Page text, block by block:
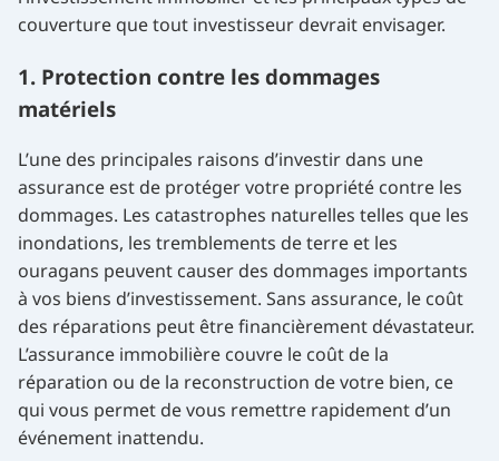
couverture que tout investisseur devrait envisager.
1. Protection contre les dommages
matériels
L’une des principales raisons d’investir dans une
assurance est de protéger votre propriété contre les
dommages. Les catastrophes naturelles telles que les
inondations, les tremblements de terre et les
ouragans peuvent causer des dommages importants
à vos biens d’investissement. Sans assurance, le coût
des réparations peut être financièrement dévastateur.
L’assurance immobilière couvre le coût de la
réparation ou de la reconstruction de votre bien, ce
qui vous permet de vous remettre rapidement d’un
événement inattendu.